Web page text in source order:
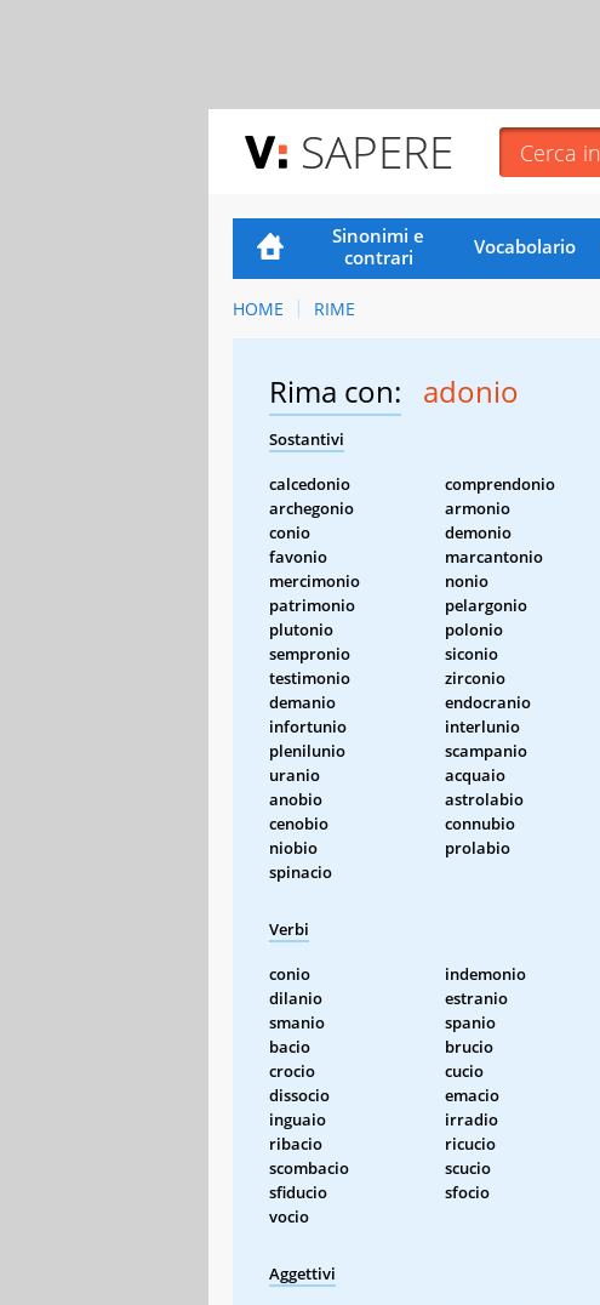
SAPERE
Sinonimi e
contrari
Vocabolario
HOME RIME
Rima con: adonio
Sostantivi
calcedonio comprendonio
archegonio
armonio
conio
demonio
favonio
marcantonio
mercimonio
nonio
patrimonio
pelargonio
plutonio
polonio
sempronio
siconio
testimonio
zirconio
demanio
endocranio
infortunio
interlunio
plenilunio
scampanio
uranio
acquaio
anobio
astrolabio
cenobio
connubio
niobio
prolabio
spinacio
Verbi
conio indemonio
dilanio
estranio
smanio
spanio
bacio
brucio
crocio
cucio
dissocio
emacio
inguaio
irradio
ribacio
ricucio
scombacio
scucio
sfiducio
sfocio
vocio
Aggettivi